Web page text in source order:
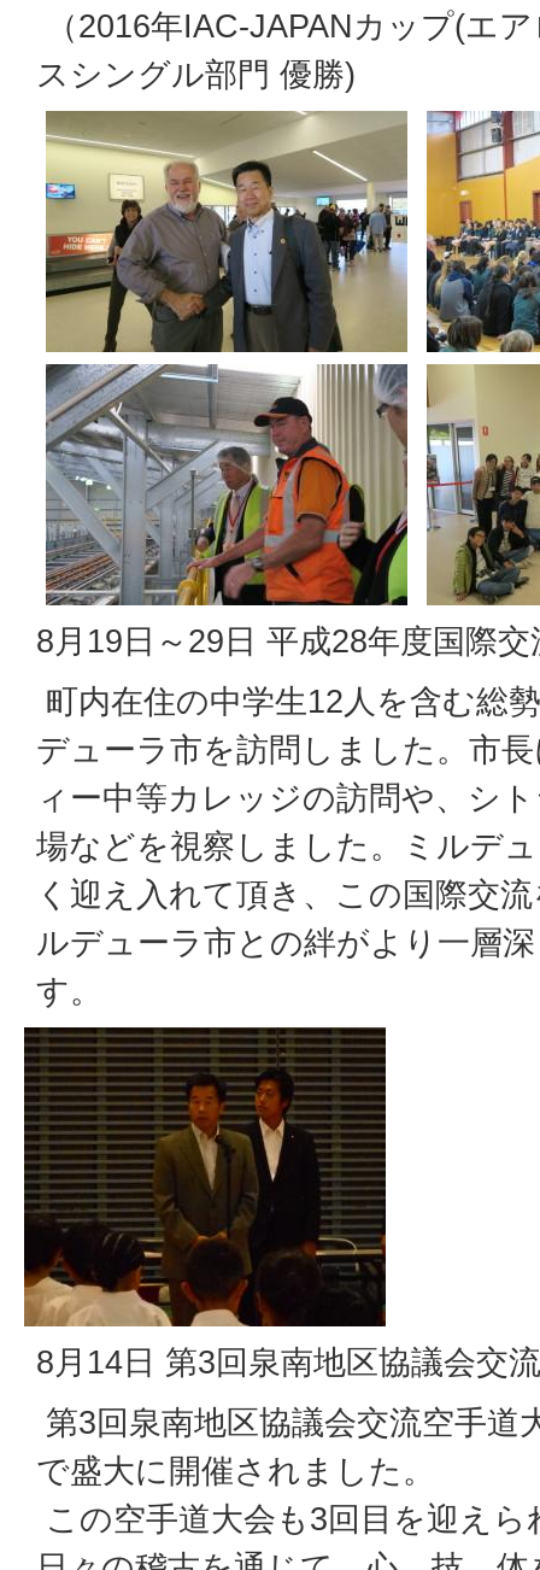
（2016年IAC-JAPANカップ(エ
スシングル部門 優勝)
8月19日～29日 平成28年度国際
町内在住の中学生12人を含む総
デューラ市を訪問しました。市
ィー中等カレッジの訪問や、シ
場などを視察しました。ミルデ
く迎え入れて頂き、この国際交
ルデューラ市との絆がより一層
す。
8月14日 第3回泉南地区協議会交
第3回泉南地区協議会交流空手道
で盛大に開催されました。
この空手道大会も3回目を迎え